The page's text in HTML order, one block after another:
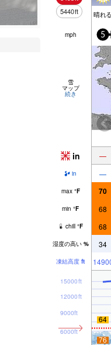
5440ft 晴れる
mph 5
雪
マップ
続き
in —
in —
max °F 70
min °F 68
chill °F 68
湿度の高い % 34
凍結高度 ft
6000ft
9000ft
12000ft
15000ft
64
76